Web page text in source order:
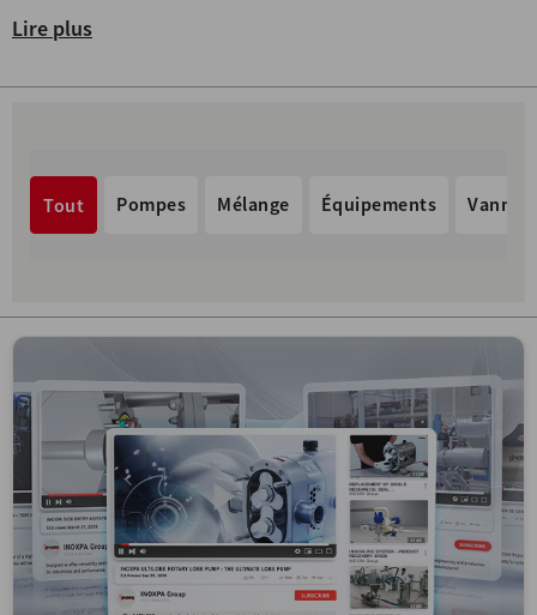
Lire plus
Tout Pompes Mélange Équipements Vannes